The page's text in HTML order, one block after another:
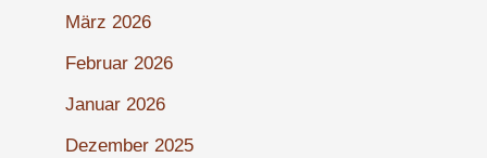
März 2026
Februar 2026
Januar 2026
Dezember 2025